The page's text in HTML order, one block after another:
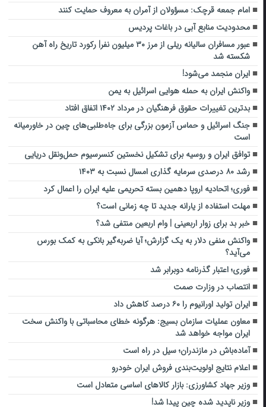
امام جمعه قرچک: مسؤولان از آمران به معروف حمایت کنند
محدودیت منابع آبی در باغات پردیس
عبور مسافران سالیانه ریلی از مرز ۳۰ میلیون نفر| رکورد تاریخ راه آهن
شکسته شد
ایران منجمد می‌شود!
واکنش ایران به حمله هوایی اسرائیل به یمن
بدترین تغییرات حقوق فرهنگیان در مرداد ۱۴۰۲ اتفاق افتاد
جنگ اسرائیل و حماس آزمون بزرگی برای جاه‌طلبی‌های چین در خاورمیانه
است
توافق ⁧ایران ⁩و ⁧روسیه⁩ برای تشکیل نخستین ⁧کنسرسیوم⁩ حمل‌ونقل دریایی
رشد ۸۰ درصدی سرمایه گذاری امسال نسبت به ۱۴۰۳
فوری؛ اتحادیه اروپا دهمین بسته تحریمی علیه ایران را اعمال کرد
مهلت استفاده از یارانه جدید تا چه زمانی است؟
خبر بد برای زوار اربعینی | وام اربعین منتفی شد؟
واکنش منفی دلار به یک گزارش؛ آیا ضربه‌گیر بانکی به کمک بورس
می‌آید؟
فوری؛ اعتبار گذرنامه دوبرابر شد
انتصاب در وزارت صمت
ایران تولید اورانیوم را ۶۰ درصد کاهش داد
معاون عملیات سازمان بسیج: هرگونه خطای محاسباتی با واکنش سخت
ایران مواجه خواهد شد
آماده‌باش در مازندران؛ سیل در راه است
اعلام نتایج اولویت‌بندی فروش ایران خودرو
وزیر جهاد کشاورزی: بازار کالاهای اساسی متعادل است
وزیر ناپدید شده چین پیدا شد!